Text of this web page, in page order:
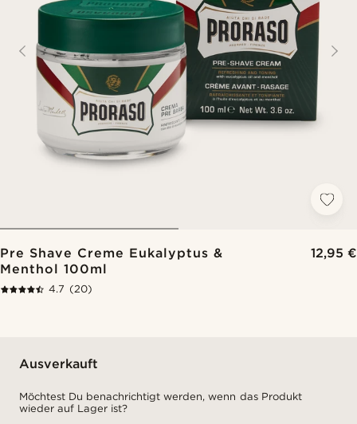
Pre Shave Creme Eukalyptus &
Menthol 100ml
12,95 €
4.7 (20)
Ausverkauft
Möchtest Du benachrichtigt werden, wenn das Produkt
wieder auf Lager ist?